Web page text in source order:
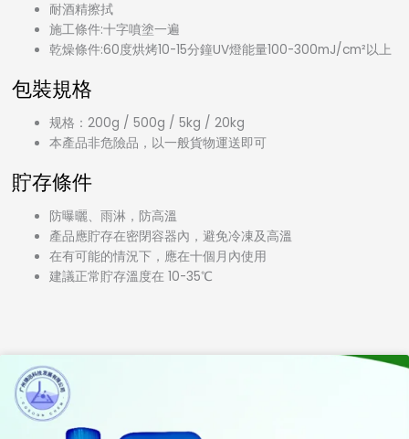
耐酒精擦拭
施工條件:十字噴塗一遍
乾燥條件:60度烘烤10-15分鐘UV燈能量100-300mJ/cm²以上
包裝規格
规格：200g / 500g / 5kg / 20kg
本產品非危險品，以一般貨物運送即可
貯存條件
防曝曬、雨淋，防高溫
產品應貯存在密閉容器內，避免冷凍及高溫
在有可能的情況下，應在十個月內使用
建議正常貯存溫度在 10-35℃